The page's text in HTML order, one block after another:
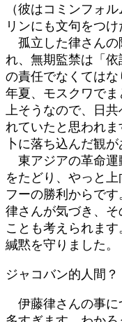
（彼はコミンフォ
リンにも文句をつけ
孤立した律さんの
れ、無期監禁は「
の責任でなくては
年夏、モスクワで
上そうなので、日
れていたと思われ
卜に落ち込んだ観が
東アジアの革命運
をたどり、やっと
フーの勝利からで
律さんが気づき、
ことも考えられま
緘黙を守りました。
ジャコバン的人間？
伊藤律さんの事に